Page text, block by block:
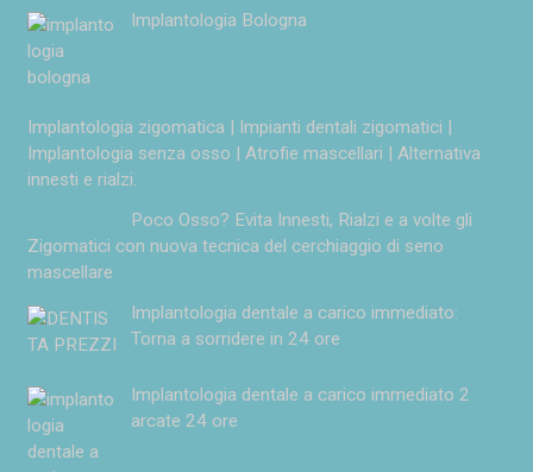
Implantologia Bologna
Implantologia zigomatica | Impianti dentali zigomatici |
Implantologia senza osso | Atrofie mascellari | Alternativa
innesti e rialzi.
Poco Osso? Evita Innesti, Rialzi e a volte gli
Zigomatici con nuova tecnica del cerchiaggio di seno
mascellare
Implantologia dentale a carico immediato:
Torna a sorridere in 24 ore
Implantologia dentale a carico immediato 2
arcate 24 ore